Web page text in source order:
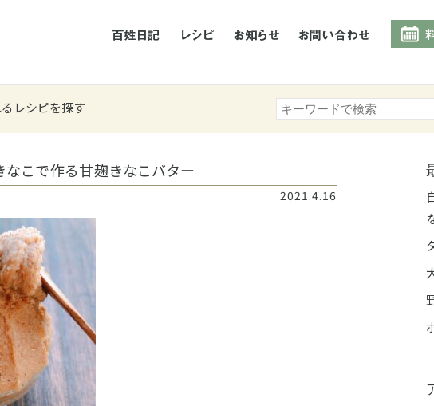
お問合
お知らせ
レシピ
百姓日記
レシピを探す
こで作る甘麹きなこバター
2021.4.16